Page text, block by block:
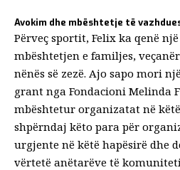
Avokim dhe mbështetje të
Përveç sportit, Felix ka qenë
mbështetjen e familjes,
nënës së zezë. Ajo sapo mori
grant nga Fondacioni Melinda
mbështetur organizatat në
shpërndaj këto para për
urgjente në këtë hapësirë ​​dhe
vërtetë anëtarëve të